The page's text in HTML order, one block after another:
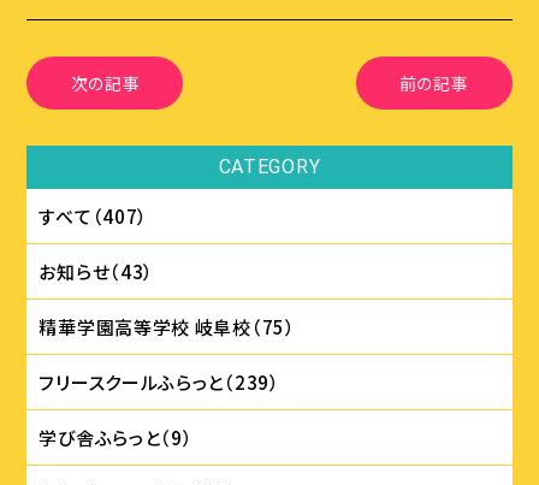
次の記事 前の記事
CATEGORY
すべて（407）
お知らせ（43）
精華学園⾼等学校 岐⾩校（75）
フリースクールふらっと（239）
学び舎ふらっと（9）